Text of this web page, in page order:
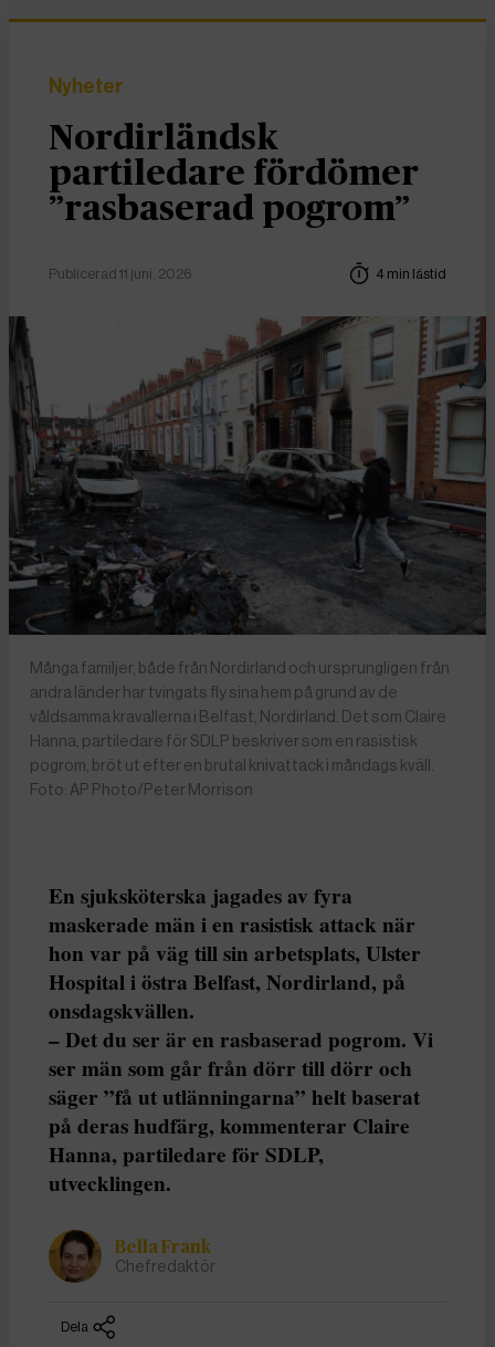
Nyheter
Nordirländsk
partiledare fördömer
”rasbaserad pogrom”
Publicerad 11 juni, 2026 4 min lästid
Många familjer, både från Nordirland och ursprungligen från
andra länder har tvingats fly sina hem på grund av de
våldsamma kravallerna i Belfast, Nordirland. Det som Claire
Hanna, partiledare för SDLP beskriver som en rasistisk
pogrom, bröt ut efter en brutal knivattack i måndags kväll.
Foto: AP Photo/Peter Morrison
En sjuksköterska jagades av fyra
maskerade män i en rasistisk attack när
hon var på väg till sin arbetsplats, Ulster
Hospital i östra Belfast, Nordirland, på
onsdagskvällen.
– Det du ser är en rasbaserad pogrom. Vi
ser män som går från dörr till dörr och
säger ”få ut utlänningarna” helt baserat
på deras hudfärg, kommenterar Claire
Hanna, partiledare för SDLP,
utvecklingen.
Bella Frank
Chefredaktör
Dela